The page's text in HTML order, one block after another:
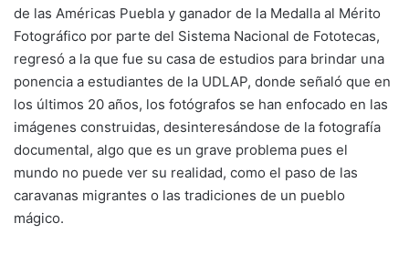
de las Américas Puebla y ganador de la Medalla al Mérito
Fotográfico por parte del Sistema Nacional de Fototecas,
regresó a la que fue su casa de estudios para brindar una
ponencia a estudiantes de la UDLAP, donde señaló que en
los últimos 20 años, los fotógrafos se han enfocado en las
imágenes construidas, desinteresándose de la fotografía
documental, algo que es un grave problema pues el
mundo no puede ver su realidad, como el paso de las
caravanas migrantes o las tradiciones de un pueblo
mágico.